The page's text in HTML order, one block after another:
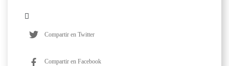
Compartir en Twitter
Compartir en Facebook